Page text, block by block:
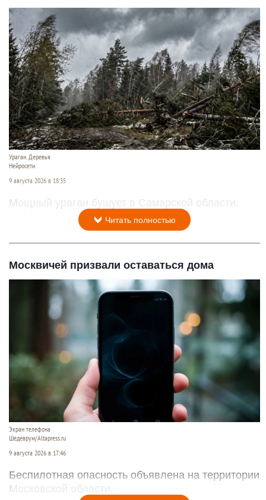
Ураган. Деревья
Нейросети
9 августа 2026 в 18:35
Мощный ураган бушует в Самарской области.
Читать полностью
Москвичей призвали оставаться дома
Экран телефона
Шедеврум/Altapress.ru
9 августа 2026 в 17:46
Беспилотная опасность объявлена на территории
Московской области.